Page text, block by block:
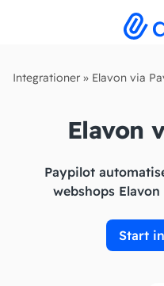
Integrationer » Elavon via
Elavon
Paypilot
webshops
Start